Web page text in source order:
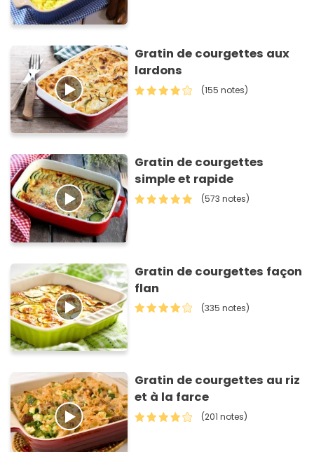
Gratin de courgettes aux
lardons
(155 notes)
Gratin de courgettes
simple et rapide
(573 notes)
Gratin de courgettes façon
flan
(335 notes)
Gratin de courgettes au riz
et à la farce
(201 notes)